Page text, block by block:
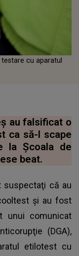
cu aparatul
au falsificat o
ca să-l scape
la Școala de
beat.
suspectaţi că au
și au fost
unui comunicat
(DGA),
etilotest cu